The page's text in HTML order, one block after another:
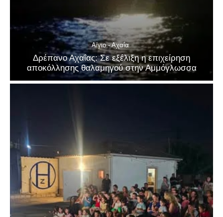
Αίγιο - Αχαΐα
Δρέπανο Αχαΐας: Σε εξέλιξη η επιχείρηση
αποκόλλησης θαλαμηγού στην Αμμόγλωσσα